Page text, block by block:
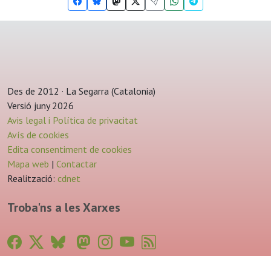
Des de 2012 · La Segarra (Catalonia)
Versió juny 2026
Avis legal i Política de privacitat
Avís de cookies
Edita consentiment de cookies
Mapa web | Contactar
Realització: cdnet
Troba'ns a les Xarxes